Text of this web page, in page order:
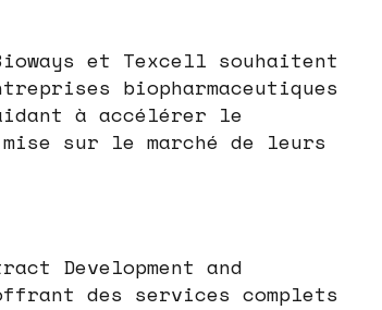
et Texcell souhaitent
biopharmaceutiques
à accélérer le
sur le marché de leurs
Development and
des services complets